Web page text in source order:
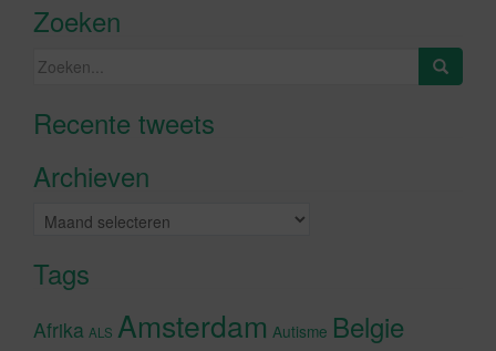
Zoeken
Zoeken
Recente tweetsKlik om marketing cookies te
Archieven
Archieven
Tags
Afrika ALS Amsterdam Autisme Belgie